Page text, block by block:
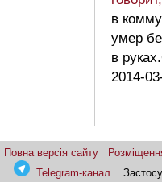
в
умер
в
2014-
Повна версія сайту
Telegram-канал